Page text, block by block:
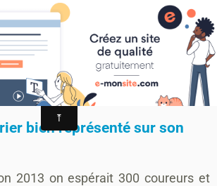
VTT-TRAIL
sports loisirs
bien représenté sur
bien représenté sur son
2013 on espérait 300 coureurs et